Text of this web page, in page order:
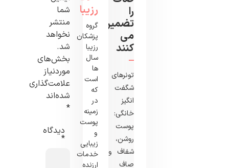
را
تضمین
می
کنند
تونرهای
شگفت
انگیز
خانگی:
پوست
روشن،
شفاف و
صاف
رزیبا
گروه
پزشکان
رزیبا
سال
ها
است
که
در
زمینه
پوست
و
زیبایی
خدمات
ارزنده
شما
منتشر
نخواهد
شد.
بخش‌های
موردنیاز
علامت‌گذاری
شده‌اند
*
دیدگاه
*